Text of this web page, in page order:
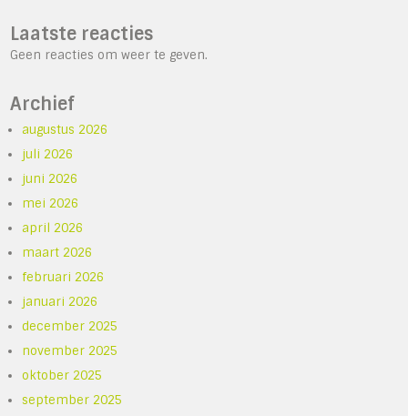
Laatste reacties
Geen reacties om weer te geven.
Archief
augustus 2026
juli 2026
juni 2026
mei 2026
april 2026
maart 2026
februari 2026
januari 2026
december 2025
november 2025
oktober 2025
september 2025